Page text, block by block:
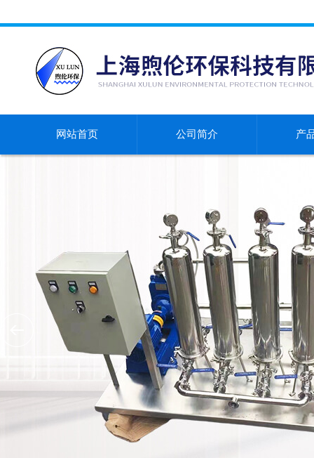
网站首页 公司简介 产